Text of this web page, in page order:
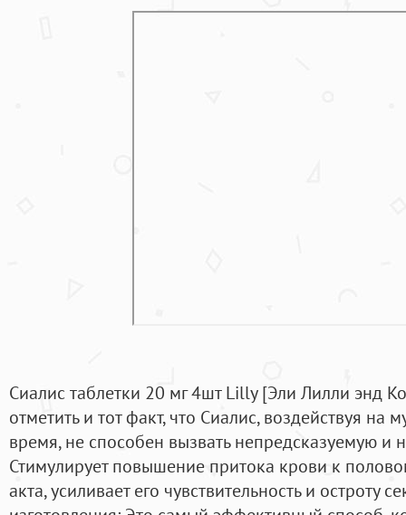
Сиалис таблетки 20 мг 4шт Lilly [Эли Лилли энд
отметить и тот факт, что Сиалис, воздействуя на
время, не способен вызвать непредсказуемую и
Стимулирует повышение притока крови к
акта, усиливает его чувствительность и остроту